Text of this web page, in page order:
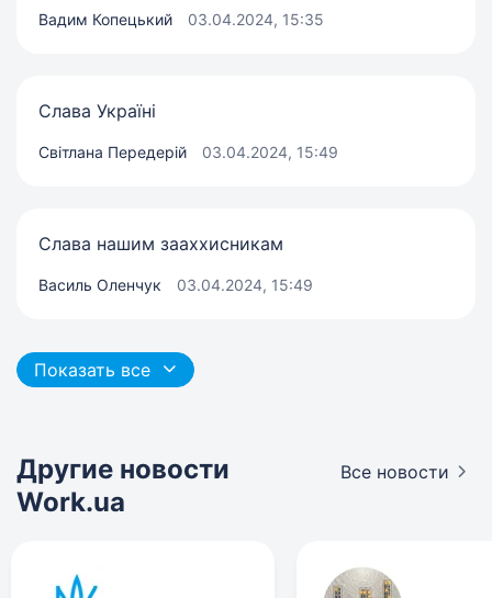
Вадим Копецький 03.04.2024, 15:35
Слава Україні
Світлана Передерій 03.04.2024, 15:49
Слава нашим зааххисникам
Василь Оленчук 03.04.2024, 15:49
Показать все
Другие новости
Work.ua
Все новости